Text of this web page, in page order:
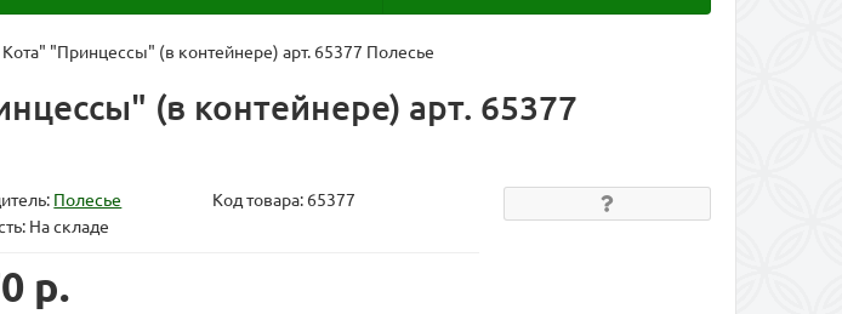
"Принцессы" (в контейнере) арт. 65377 Полесье
(в контейнере) арт. 65377
Полесье Код товара: 65377
На складе
р.